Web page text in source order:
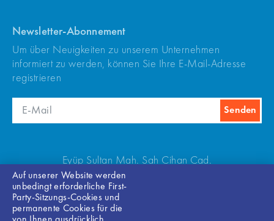
Newsletter-Abonnement
Um über Neuigkeiten zu unserem Unternehmen
informiert zu werden, können Sie Ihre E-Mail-Adresse
registrieren
Eyüp Sultan Mah. Şah Cihan Cad.
No:69 Sancaktepe/Istanbul 34885 TÜRKİYE
+90(216) 540 67 24-25
Auf unserer Website werden
unbedingt erforderliche First-
Party-Sitzungs-Cookies und
permanente Cookies für die